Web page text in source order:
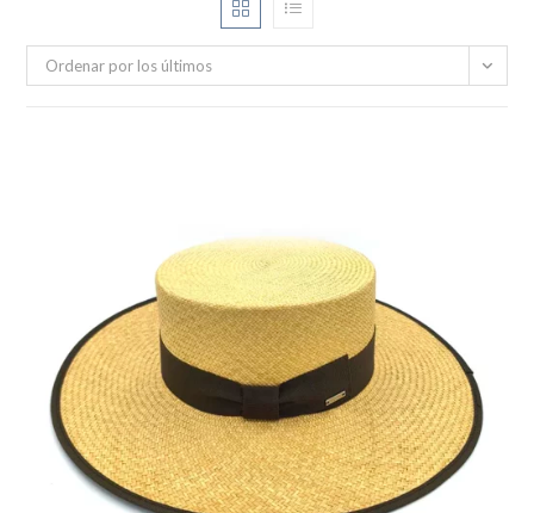
Ordenar por los últimos